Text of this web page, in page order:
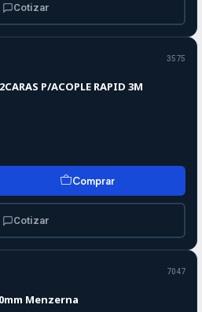
Cotizar
3575
P/ACOPLE RAPID 3M
Comprar
Cotizar
7047
Menzerna